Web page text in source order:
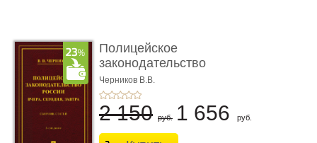
Полицейское
законодательство
России: вчера, с� ...
Черников В.В.
2 150 руб. 1 656 руб.